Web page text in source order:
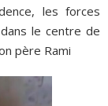
les forces
le centre de
père Rami